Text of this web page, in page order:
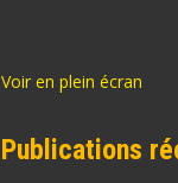
Voir en plein écran
Publications